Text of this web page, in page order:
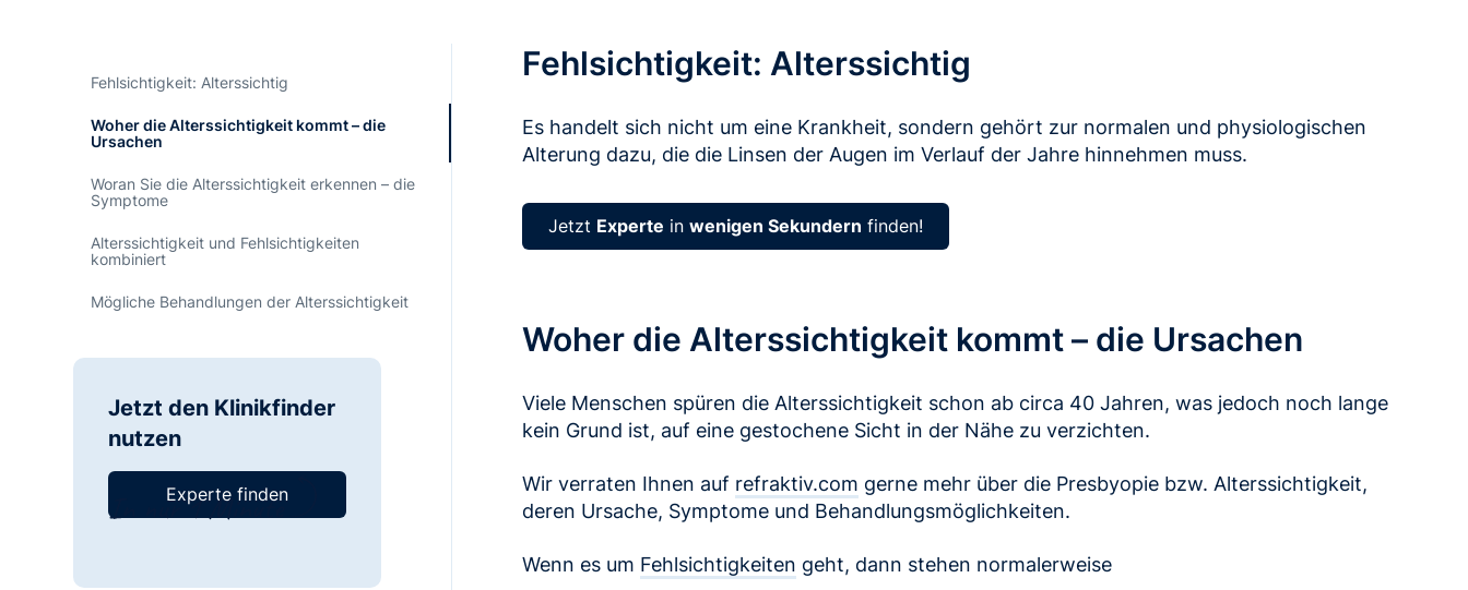
Fehlsichtigkeit: Alterssichtig
Woher die Alterssichtigkeit kommt – die
Ursachen
Woran Sie die Alterssichtigkeit erkennen – die
Symptome
Alterssichtigkeit und Fehlsichtigkeiten
kombiniert
Mögliche Behandlungen der Alterssichtigkeit
Jetzt den Klinikfinder
nutzen
Experte finden
Fehlsichtigkeit: Alterssichtig
Es handelt sich nicht um eine Krankheit, sondern gehört zur normalen und physiologischen
Alterung dazu, die die Linsen der Augen im Verlauf der Jahre hinnehmen muss.
Jetzt Experte in wenigen Sekundern finden!
Woher die Alterssichtigkeit kommt – die Ursachen
Viele Menschen spüren die Alterssichtigkeit schon ab circa 40 Jahren, was jedoch noch lange
kein Grund ist, auf eine gestochene Sicht in der Nähe zu verzichten.
Wir verraten Ihnen auf refraktiv.com gerne mehr über die Presbyopie bzw. Alterssichtigkeit,
deren Ursache, Symptome und Behandlungsmöglichkeiten.
Wenn es um Fehlsichtigkeiten geht, dann stehen normalerweise